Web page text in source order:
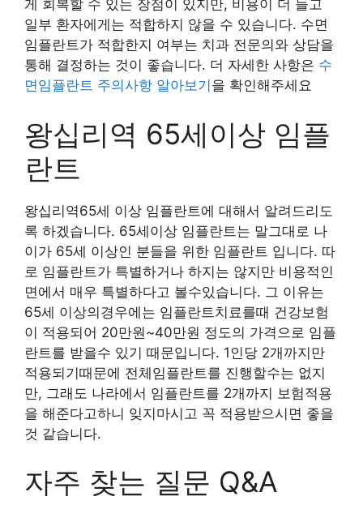
게 회복할 수 있는 장점이 있지만, 비용이 더 들고
일부 환자에게는 적합하지 않을 수 있습니다. 수면
임플란트가 적합한지 여부는 치과 전문의와 상담을
통해 결정하는 것이 좋습니다. 더 자세한 사항은 수
면임플란트 주의사항 알아보기 을 확인해주세요
왕십리역 65세이상 임플
란트
왕십리역65세 이상 임플란트에 대해서 알려드리도
록 하겠습니다. 65세이상 임플란트는 말그대로 나
이가 65세 이상인 분들을 위한 임플란트 입니다. 따
로 임플란트가 특별하거나 하지는 않지만 비용적인
면에서 매우 특별하다고 볼수있습니다. 그 이유는
65세 이상의경우에는 임플란트치료를때 건강보험
이 적용되어 20만원~40만원 정도의 가격으로 임플
란트를 받을수 있기 때문입니다. 1인당 2개까지만
적용되기때문에 전체임플란트를 진행할수는 없지
만, 그래도 나라에서 임플란트를 2개까지 보험적용
을 해준다고하니 잊지마시고 꼭 적용받으시면 좋을
것 같습니다.
자주 찾는 질문 Q&A